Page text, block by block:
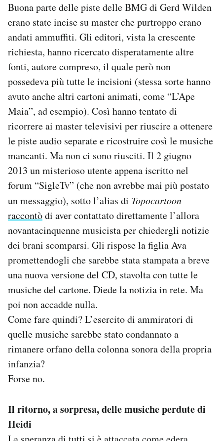
Buona parte delle piste delle BMG di Gerd Wilden
erano state incise su master che purtroppo erano
andati ammuffiti. Gli editori, vista la crescente
richiesta, hanno ricercato disperatamente altre
fonti, autore compreso, il quale però non
possedeva più tutte le incisioni (stessa sorte hanno
avuto anche altri cartoni animati, come “L’Ape
Maia”, ad esempio). Così hanno tentato di
ricorrere ai master televisivi per riuscire a ottenere
le piste audio separate e ricostruire così le musiche
mancanti. Ma non ci sono riusciti. Il 2 giugno
2013 un misterioso utente appena iscritto nel
forum “SigleTv” (che non avrebbe mai più postato
un messaggio), sotto l’alias di Topocartoon
raccontòdi aver contattato direttamente l’allora
novantacinquenne musicista per chiedergli notizie
dei brani scomparsi. Gli rispose la figlia Ava
promettendogli che sarebbe stata stampata a breve
una nuova versione del CD, stavolta con tutte le
musiche del cartone. Diede la notizia in rete. Ma
poi non accadde nulla.
Come fare quindi? L’esercito di ammiratori di
quelle musiche sarebbe stato condannato a
rimanere orfano della colonna sonora della propria
infanzia?
Forse no.
Il ritorno, a sorpresa, delle musiche perdute di
Heidi